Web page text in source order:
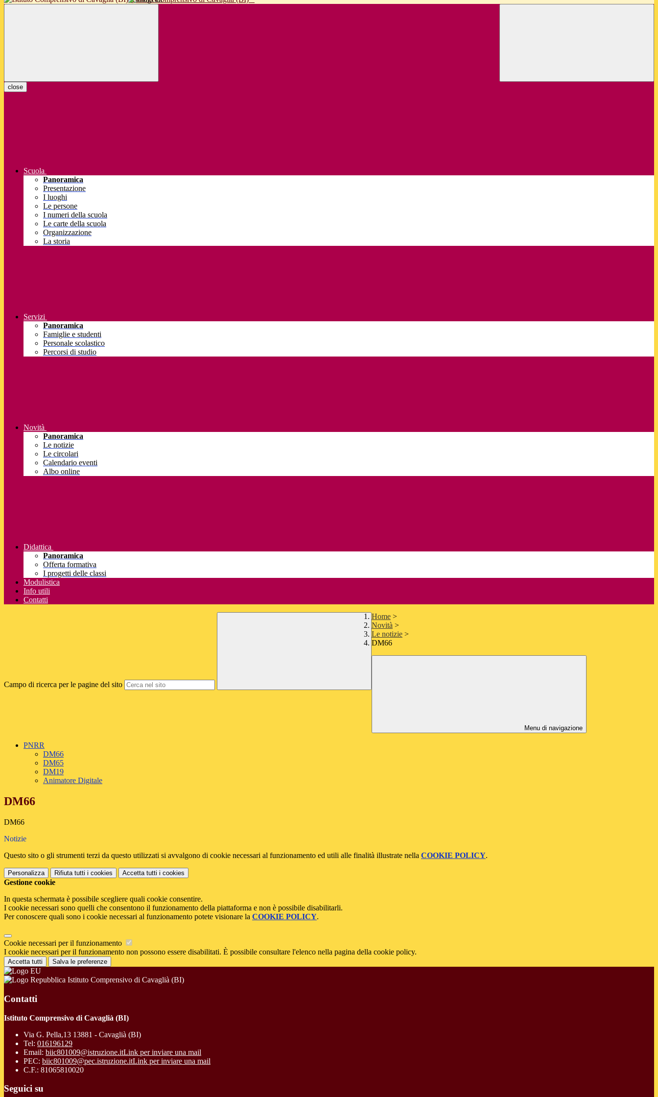
close
Scuola
Panoramica
Presentazione
I luoghi
Le persone
I numeri della scuola
Le carte della scuola
Organizzazione
La storia
Servizi
Panoramica
Famiglie e studenti
Personale scolastico
Percorsi di studio
Novità
Panoramica
Le notizie
Le circolari
Calendario eventi
Albo online
Didattica
Panoramica
Offerta formativa
I progetti delle classi
Modulistica
Info utili
Contatti
Campo di ricerca per le pagine del sito
Home >
Novità >
Le notizie >
DM66
Menu di navigazione
PNRR
DM66
DM65
DM19
Animatore Digitale
DM66
DM66
Notizie
Questo sito o gli strumenti terzi da questo utilizzati si avvalgono di cookie necessari al funzionamento ed utili alle finalità illustrate nella COOKIE POLICY.
Personalizza Rifiuta tutti i cookies Accetta tutti i cookies
Gestione cookie
In questa schermata è possibile scegliere quali cookie consentire.
I cookie necessari sono quelli che consentono il funzionamento della piattaforma e non è possibile disabilitarli.
Per conoscere quali sono i cookie necessari al funzionamento potete visionare la COOKIE POLICY.
Cookie necessari per il funzionamento
I cookie necessari per il funzionamento non possono essere disabilitati. È possibile consultare l'elenco nella pagina della cookie policy.
Accetta tutti Salva le preferenze
Istituto Comprensivo di Cavaglià (BI)
Contatti
Istituto Comprensivo di Cavaglià (BI)
Via G. Pella,13 13881 - Cavaglià (BI)
Tel: 016196129
Email: biic801009@istruzione.itLink per inviare una mail
PEC: biic801009@pec.istruzione.itLink per inviare una mail
C.F.: 81065810020
Seguici su